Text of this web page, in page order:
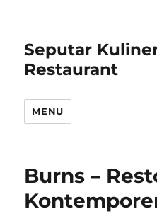
Seputar
Restaurant
MENU
Burns –